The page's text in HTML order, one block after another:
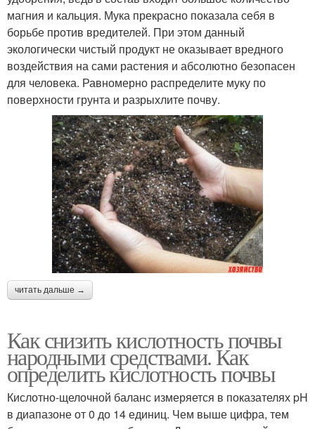
магния и кальция. Мука прекрасно показала себя в
борьбе против вредителей. При этом данный
экологически чистый продукт не оказывает вредного
воздействия на сами растения и абсолютно безопасен
для человека. Равномерно распределите муку по
поверхности грунта и разрыхлите почву.
читать дальше →
Как снизить кислотность почвы
народными средствами. Как
определить кислотность почвы
Кислотно-щелочной баланс измеряется в показателях pH
в диапазоне от 0 до 14 единиц. Чем выше цифра, тем